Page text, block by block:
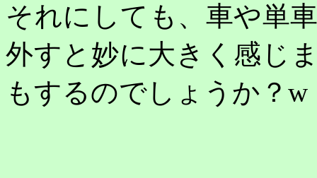
それにしても、車や単
外すと妙に大きく感じ
もするのでしょうか？ w